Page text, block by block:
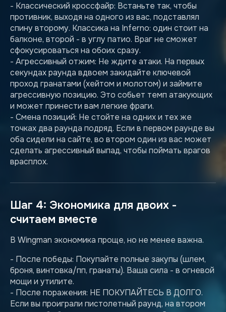
- Классический кроссфайр: Встаньте так, чтобы
противник, выходя на одного из вас, подставлял
спину второму. Классика на Inferno: один стоит на
балконе, второй - в углу патио. Враг не сможет
сфокусироваться на обоих сразу.
- Агрессивный отжим: Не ждите атаки. На первых
секундах раунда вдвоем закидайте ключевой
проход гранатами (хейтом и молотом) и займите
агрессивную позицию. Это собьет темп атакующих
и может принести вам легкие фраги.
- Смена позиций: Не стойте на одних и тех же
точках два раунда подряд. Если в первом раунде вы
оба сидели на сайте, во втором один из вас может
сделать агрессивный выпад, чтобы поймать врагов
врасплох.
Шаг 4: Экономика для двоих -
считаем вместе
В Wingman экономика проще, но не менее важна.
- После победы: Покупайте полные закупы (шлем,
броня, винтовка/пп, гранаты). Ваша сила - в огневой
мощи и утилите.
- После поражения: НЕ ПОКУПАЙТЕСЬ В ДОЛГО.
Если вы проиграли пистолетный раунд, на втором